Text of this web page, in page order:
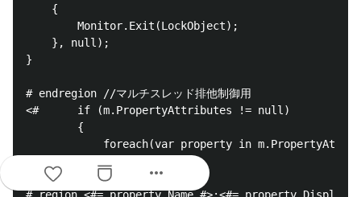
    {
        Monitor.Exit(LockObject);
    }, null);
}
# endregion //マルチスレッド排他制御用
<#      if (m.PropertyAttributes != null)
        {
foreach(var property in
more_horiz